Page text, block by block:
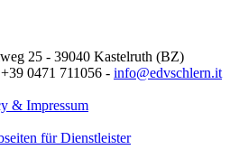
25 - 39040 Kastelruth (BZ)
0471 711056 - info@edvschlern.it
& Impressum